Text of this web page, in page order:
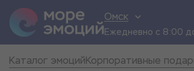
Омск
Ежедневно с 8:00
Каталог эмоцийКорпоративные